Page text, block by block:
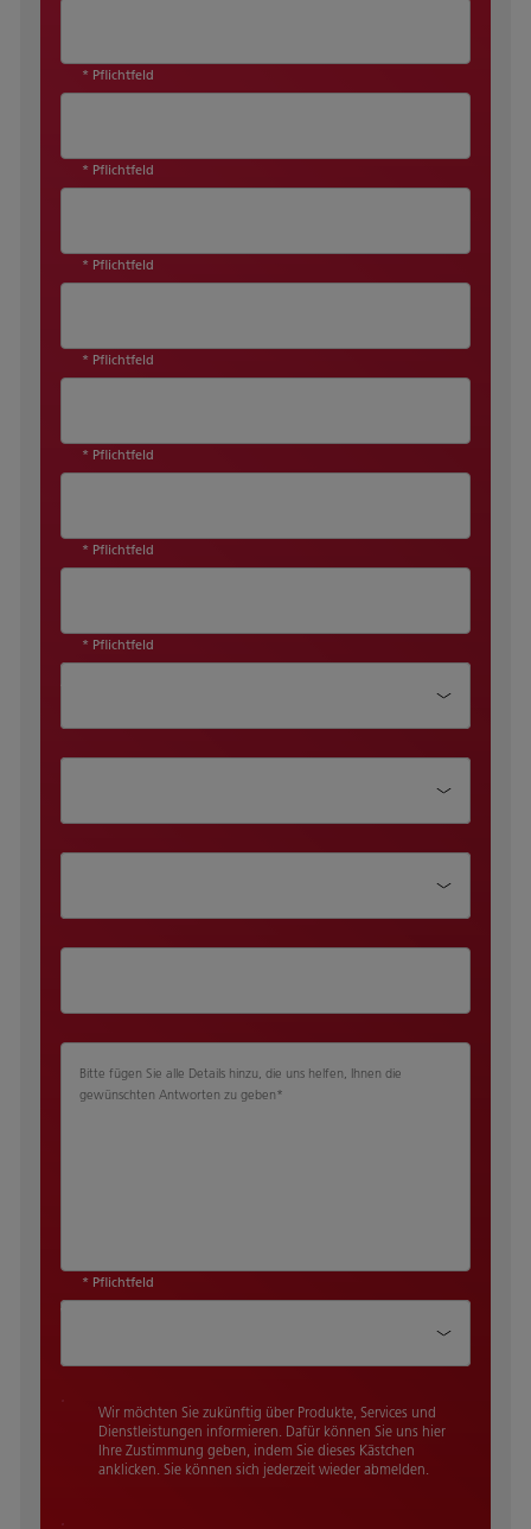
* Pflichtfeld
* Pflichtfeld
* Pflichtfeld
* Pflichtfeld
* Pflichtfeld
* Pflichtfeld
* Pflichtfeld
Bitte fügen Sie alle Details hinzu, die uns helfen, Ihnen die
gewünschten Antworten zu geben*
* Pflichtfeld
Wir möchten Sie zukünftig über Produkte, Services und
Dienstleistungen informieren. Dafür können Sie uns hier
Ihre Zustimmung geben, indem Sie dieses Kästchen
anklicken. Sie können sich jederzeit wieder abmelden.